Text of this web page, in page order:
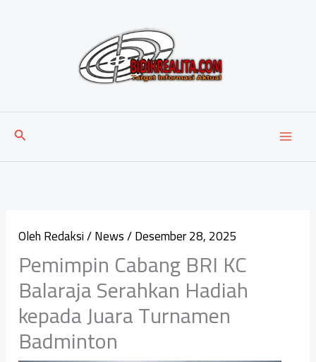
Cari
OlehRedaksi/News/Desember 28, 2025
Pemimpin Cabang BRI KC
Balaraja Serahkan Hadiah
kepada Juara Turnamen
Badminton